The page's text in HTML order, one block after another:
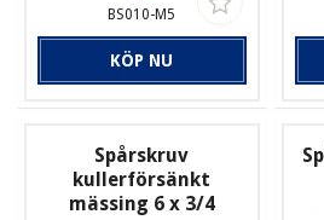
BS010-M5
KÖP NU
Spårskruv
kullerförsänkt
mässing 6 x 3/4